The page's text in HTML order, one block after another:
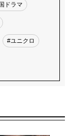
ドラマ
#ユニクロ